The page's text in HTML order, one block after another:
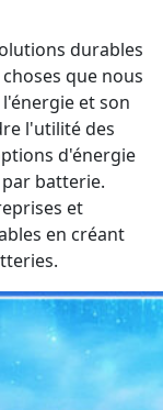
durables
que nous
et son
l'utilité des
d'énergie
batterie.
et
en créant